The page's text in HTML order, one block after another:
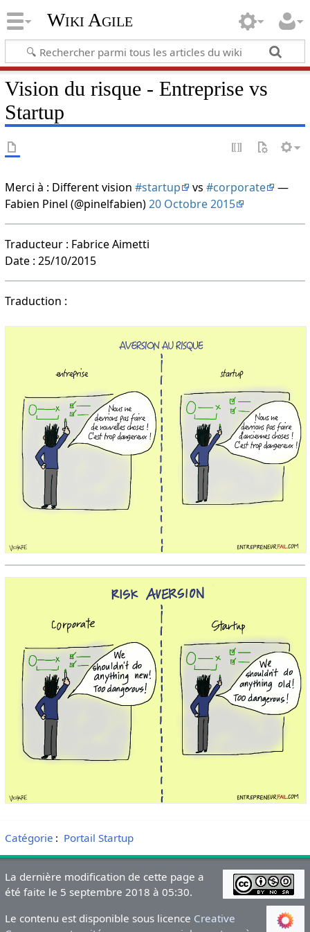
Wiki Agile
Vision du risque - Entreprise vs
Startup
Merci à : Different vision #startup vs #corporate
—
Fabien Pinel (@pinelfabien)20 Octobre 2015
Traducteur : Fabrice Aimetti
Date : 25/10/2015
Traduction :
Catégorie : Portail Startup
La dernière modification de cette page a
été faite le 5 septembre 2018 à 05:30.
Le contenu est disponible sous licence Creative